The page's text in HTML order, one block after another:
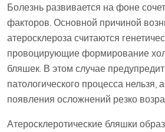
Болезнь развивается на фоне
факторов. Основной причиной
атеросклероза считаются
провоцирующие формирование
бляшек. В этом случае
патологического процесса нельзя,
появления осложнений резко
Атеросклеротические бляшки